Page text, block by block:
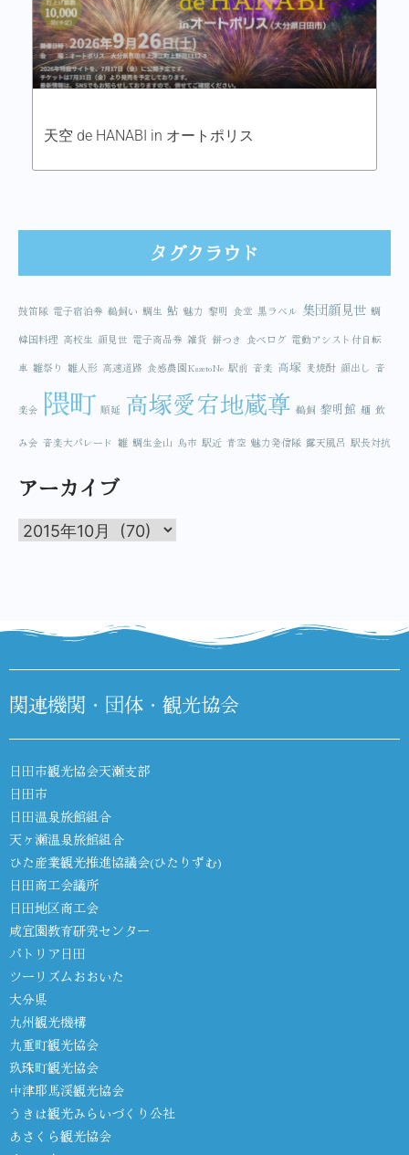
天空 de HANABI in オートポリス
タグクラウド
鼓笛隊 電子宿泊券 鵜飼い 鯛生 鮎 魅力 黎明 食堂 黒ラベル 集団顔見世 鯛
韓国料理 高校生 顔見世 電子商品券 雑貨 餅つき 食べログ 電動アシスト付自転
車 雛祭り 雛人形 高速道路 食感農園KazetoNe 駅前 音楽 高塚 麦焼酎 顔出し 音
楽会 隈町 順延 高塚愛宕地蔵尊 鵜飼 黎明館 麺 飲
み会 音楽大パレード 雛 鯛生金山 鳥市 駅近 青空 魅力発信隊 露天風呂 駅長対抗
アーカイブ
関連機関・団体・観光協会
日田市観光協会天瀬支部
日田市
日田温泉旅館組合
天ヶ瀬温泉旅館組合
ひた産業観光推進協議会(ひたりずむ)
日田商工会議所
日田地区商工会
咸宜園教育研究センター
パトリア日田
ツーリズムおおいた
大分県
九州観光機構
九重町観光協会
玖珠町観光協会
中津耶馬渓観光協会
うきは観光みらいづくり公社
あさくら観光協会